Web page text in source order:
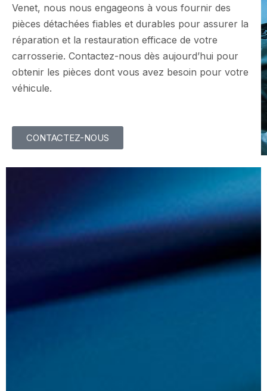
Venet, nous nous engageons à vous fournir des
pièces détachées fiables et durables pour assurer la
réparation et la restauration efficace de votre
carrosserie. Contactez-nous dès aujourd’hui pour
obtenir les pièces dont vous avez besoin pour votre
véhicule.
CONTACTEZ-NOUS